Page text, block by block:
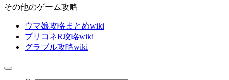
その他のゲーム攻略
ウマ娘攻略まとめwiki
プリコネR攻略wiki
グラブル攻略wiki